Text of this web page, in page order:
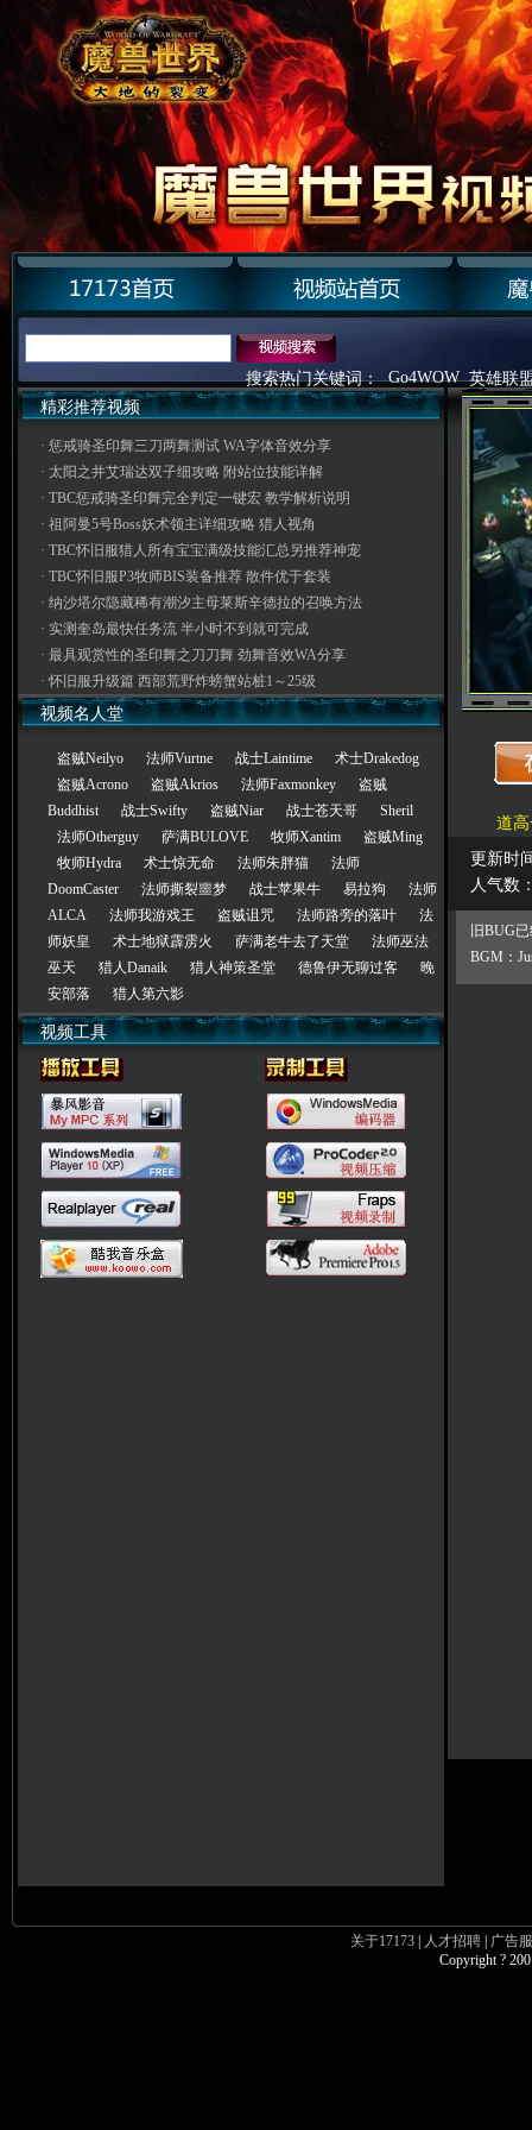
搜索热门关键词： Go4WOW 英雄联
精彩推荐视频
· 惩戒骑圣印舞三刀两舞测试 WA字体音效分享
· 太阳之井艾瑞达双子细攻略 附站位技能详解
· TBC惩戒骑圣印舞完全判定一键宏 教学解析说明
· 祖阿曼5号Boss妖术领主详细攻略 猎人视角
· TBC怀旧服猎人所有宝宝满级技能汇总另推荐神宠
· TBC怀旧服P3牧师BIS装备推荐 散件优于套装
· 纳沙塔尔隐藏稀有潮汐主母莱斯辛德拉的召唤方法
· 实测奎岛最快任务流 半小时不到就可完成
· 最具观赏性的圣印舞之刀刀舞 劲舞音效WA分享
· 怀旧服升级篇 西部荒野炸螃蟹站桩1～25级
视频名人堂
盗贼Neilyo 法师Vurtne 战士Laintime
术士Drakedog
盗贼Acrono
盗贼Akrios 法师Faxmonkey
盗贼
Buddhist
战士Swifty 盗贼Niar 战士苍天哥
Sheril
法师Otherguy
萨满BULOVE 牧师Xantim
盗贼Ming
牧师Hydra
术士惊无命 法师朱胖猫
法师
DoomCaster
法师撕裂噩梦 战士苹果牛 易拉狗
法师
ALCA
法师我游戏王 盗贼诅咒 法师路旁的落叶
法
师妖皇
术士地狱霹雳火 萨满老牛去了天堂
法师巫法
巫天
猎人Danaik 猎人神策圣堂 德鲁伊无聊过客
晚
安部落
猎人第六影
视频工具
道
更新时
人气数
旧BUG
BGM：
关于17173 人才招聘
广告
Copyright ?